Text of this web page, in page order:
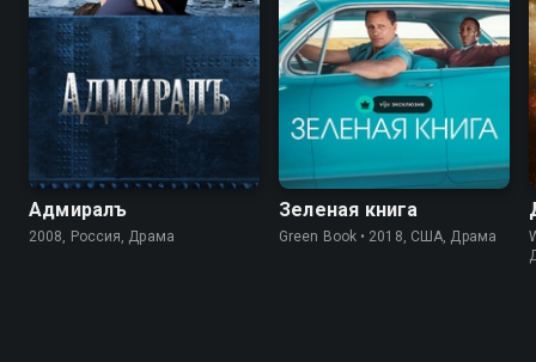
Адмиралъ
2008, Россия, Драма
Зеленая книга
Green Book • 2018, США, Драма